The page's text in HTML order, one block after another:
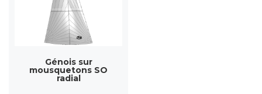
Génois sur
mousquetons SO
radial